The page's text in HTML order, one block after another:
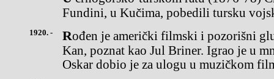
Fundini, u Kučima, pobedili tursku
1920. - Rođen je američki filmski i pozorišni glumac ruskog porekla Taiđe
Kan, poznat kao Jul Briner. Igrao je u
Oskar dobio je za ulogu u muzičkom